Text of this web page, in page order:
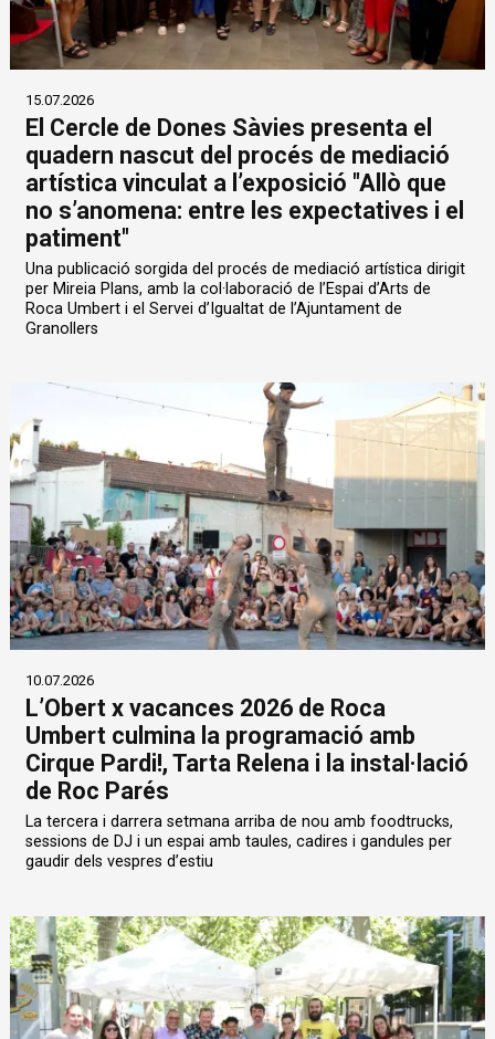
15.07.2026
El Cercle de Dones Sàvies presenta el
quadern nascut del procés de mediació
artística vinculat a l’exposició "Allò que
no s’anomena: entre les expectatives i el
patiment"
Una publicació sorgida del procés de mediació artística dirigit
per Mireia Plans, amb la col·laboració de l’Espai d’Arts de
Roca Umbert i el Servei d’Igualtat de l’Ajuntament de
Granollers
10.07.2026
L’Obert x vacances 2026 de Roca
Umbert culmina la programació amb
Cirque Pardi!, Tarta Relena i la instal·lació
de Roc Parés
La tercera i darrera setmana arriba de nou amb foodtrucks,
sessions de DJ i un espai amb taules, cadires i gandules per
gaudir dels vespres d’estiu